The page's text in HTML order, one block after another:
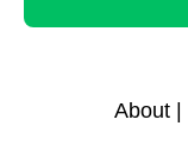
About|